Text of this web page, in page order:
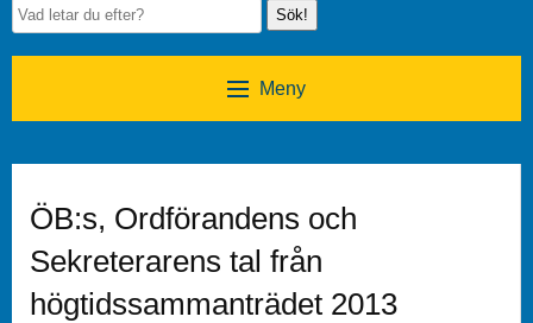
Sök!
Meny
ÖB:s, Ordförandens och
Sekreterarens tal från
högtidssammanträdet 2013